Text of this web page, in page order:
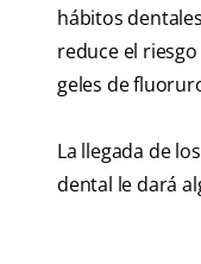
hábitos
reduce el
geles de
La llegada de
dental le dará